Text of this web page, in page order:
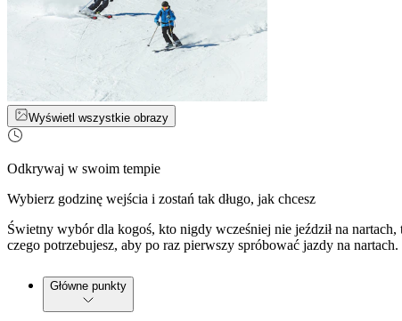
Wyświetl wszystkie obrazy
Odkrywaj w swoim tempie
Wybierz godzinę wejścia i zostań tak długo, jak chcesz
Świetny wybór dla kogoś, kto nigdy wcześniej nie jeździł na
czego potrzebujesz, aby po raz pierwszy spróbować jazdy na nartach.
Główne punkty